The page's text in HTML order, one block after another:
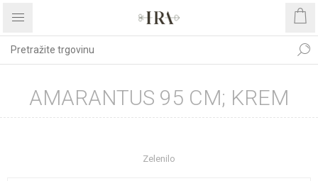
AMARANTUS 95 CM; KREM
Zelenilo